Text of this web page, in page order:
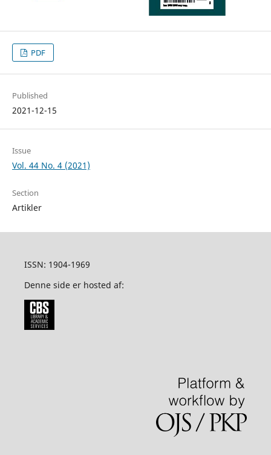
PDF
Published
2021-12-15
Issue
Vol. 44 No. 4 (2021)
Section
Artikler
ISSN: 1904-1969
Denne side er hosted af: